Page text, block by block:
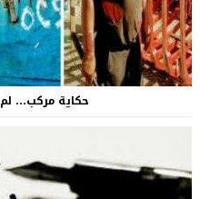
حكاية مركب…